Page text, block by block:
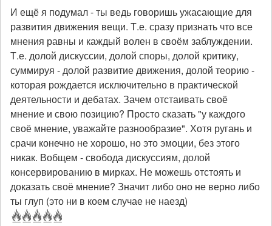
И ещё я подумал - ты ведь говоришь ужасающие для
развития движения вещи. Т.е. сразу признать что все
мнения равны и каждый волен в своём заблуждении.
Т.е. долой дискуссии, долой споры, долой критику,
суммируя - долой развитие движения, долой теорию -
которая рождается исключительно в практической
деятельности и дебатах. Зачем отстаивать своё
мнение и свою позицию? Просто сказать "у каждого
своё мнение, уважайте разнообразие". Хотя ругань и
срачи конечно не хорошо, но это эмоции, без этого
никак. Вобщем - свобода дискуссиям, долой
консервированию в мирках. Не можешь отстоять и
доказать своё мнение? Значит либо оно не верно либо
ты глуп (это ни в коем случае не наезд)